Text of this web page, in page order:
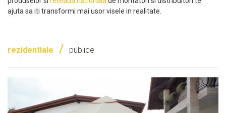
ajuta sa iti transformi mai usor visele in realitate.
rezidentiale / publice